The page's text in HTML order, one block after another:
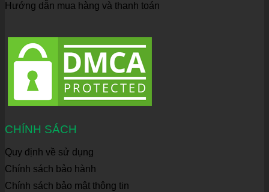
Hướng dẫn mua hàng và thanh toán
CHÍNH SÁCH
Quy định về sử dụng
Chính sách bảo hành
Chính sách bảo mật thông tin